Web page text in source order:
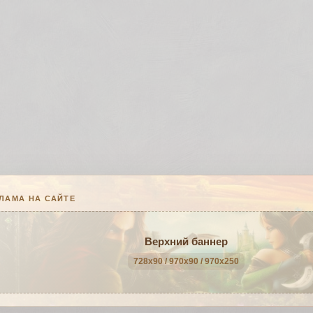
НА САЙТЕ
Верхний баннер
728x90 / 970x90 / 970x250